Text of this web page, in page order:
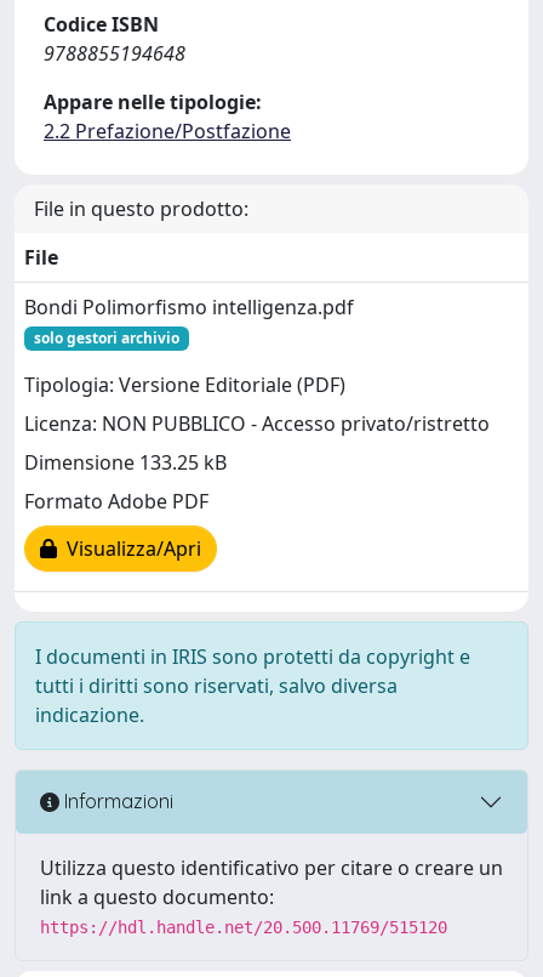
Codice ISBN
9788855194648
Appare nelle tipologie:
2.2 Prefazione/Postfazione
File in questo prodotto:
File
Bondi Polimorfismo intelligenza.pdf
solo gestori archivio
Tipologia: Versione Editoriale (PDF)
Licenza: NON PUBBLICO - Accesso privato/ristretto
Dimensione 133.25 kB
Formato Adobe PDF
Visualizza/Apri
I documenti in IRIS sono protetti da copyright e
tutti i diritti sono riservati, salvo diversa
indicazione.
Informazioni
Utilizza questo identificativo per citare o creare un
link a questo documento:
https://hdl.handle.net/20.500.11769/515120